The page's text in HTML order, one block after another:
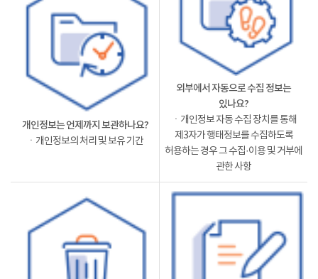
개인정보는 언제까지 보관하나요?
ㆍ개인정보의 처리 및 보유 기간
외부에서 자동으로 수집 정보는
있나요?
ㆍ개인정보 자동 수집 장치를 통해
제3자가 행태정보를 수집하도록
허용하는 경우 그 수집·이용 및 거부에
관한 사항